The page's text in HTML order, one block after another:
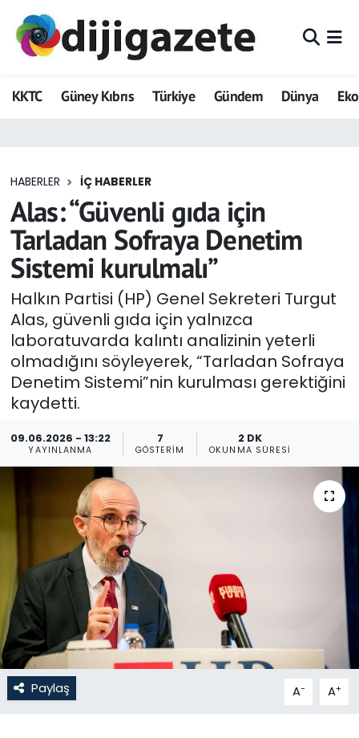
KKTC Güney Kıbrıs Türkiye Gündem Dünya
HABERLER İÇ HABERLER
Alas: “Güvenli gıda için
Tarladan Sofraya Denetim
Sistemi kurulmalı”
Halkın Partisi (HP) Genel Sekreteri Turgut
Alas, güvenli gıda için yalnızca
laboratuvarda kalıntı analizinin yeterli
olmadığını söyleyerek, “Tarladan Sofraya
Denetim Sistemi”nin kurulması gerektiğini
kaydetti.
09.06.2026 - 13:22
YAYINLANMA
7
GÖSTERIM
2 DK
OKUNMA SÜRESI
Paylaş A- A+
ADVERTORIAL
Dijigazete
Eğitim
Ekonomi
Foto Galeri
GEZİ
Güncel
Gündem
KKTC
KKTC YEREL SEÇİM 2018
Kültür Sanat
Magazin
Moda
Nöbetçi Eczaneler
Otomobil Dünyası
Hava Durumu
Trafik Durumu
Tüm Manşetler
Son Dakika Haberleri
Haber Arşivi